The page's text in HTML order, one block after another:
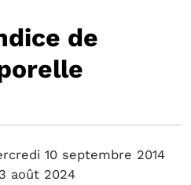
de
10 septembre 2014
août 2024